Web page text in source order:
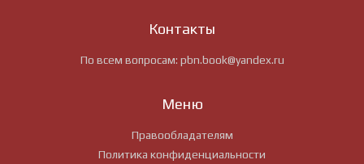
Контакты
По всем вопросам: pbn.book@yandex.ru
Меню
Правообладателям
Политика конфиденциальности